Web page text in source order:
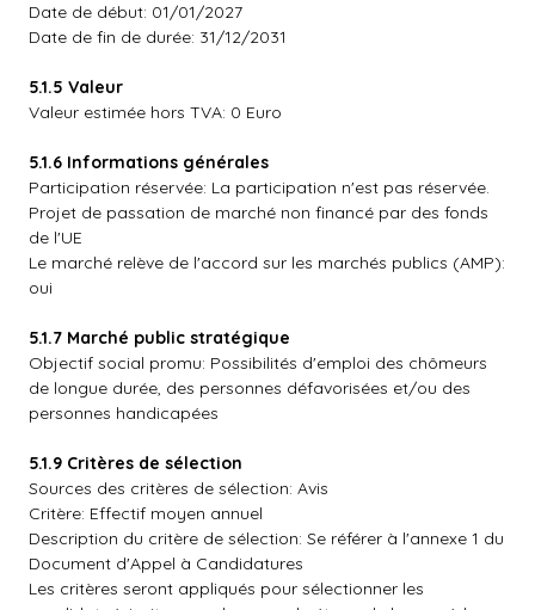
Date de début: 01/01/2027
Date de fin de durée: 31/12/2031
5.1.5 Valeur
Valeur estimée hors TVA: 0 Euro
5.1.6 Informations générales
Participation réservée: La participation n'est pas réservée.
Projet de passation de marché non financé par des fonds
de l'UE
Le marché relève de l'accord sur les marchés publics (AMP):
oui
5.1.7 Marché public stratégique
Objectif social promu: Possibilités d'emploi des chômeurs
de longue durée, des personnes défavorisées et/ou des
personnes handicapées
5.1.9 Critères de sélection
Sources des critères de sélection: Avis
Critère: Effectif moyen annuel
Description du critère de sélection: Se référer à l'annexe 1 du
Document d'Appel à Candidatures
Les critères seront appliqués pour sélectionner les